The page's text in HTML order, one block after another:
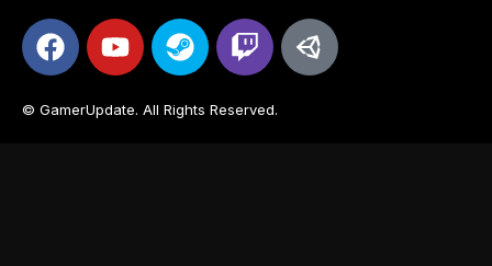
© GamerUpdate. All Rights Reserved.